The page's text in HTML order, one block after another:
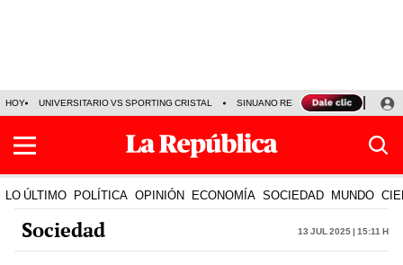
HOY UNIVERSITARIO VS SPORTING CRISTAL SINUANO RESULTADOS HOY
LO ÚLTIMO POLÍTICA OPINIÓN ECONOMÍA SOCIEDAD MUNDO
Sociedad 13 Jul 2025 | 15:11 h